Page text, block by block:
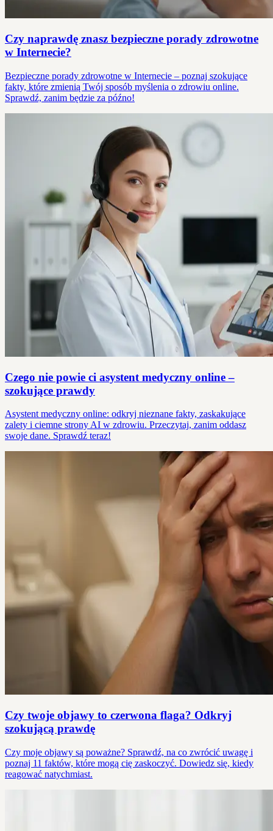
Czy naprawdę znasz bezpieczne porady zdrowotne
w Internecie?
Bezpieczne porady zdrowotne w Internecie – poznaj szokujące
fakty, które zmienią Twój sposób myślenia o zdrowiu online.
Sprawdź, zanim będzie za późno!
Czego nie powie ci asystent medyczny online –
szokujące prawdy
Asystent medyczny online: odkryj nieznane fakty, zaskakujące
zalety i ciemne strony AI w zdrowiu. Przeczytaj, zanim oddasz
swoje dane. Sprawdź teraz!
Czy twoje objawy to czerwona flaga? Odkryj
szokującą prawdę
Czy moje objawy są poważne? Sprawdź, na co zwrócić uwagę i
poznaj 11 faktów, które mogą cię zaskoczyć. Dowiedz się, kiedy
reagować natychmiast.